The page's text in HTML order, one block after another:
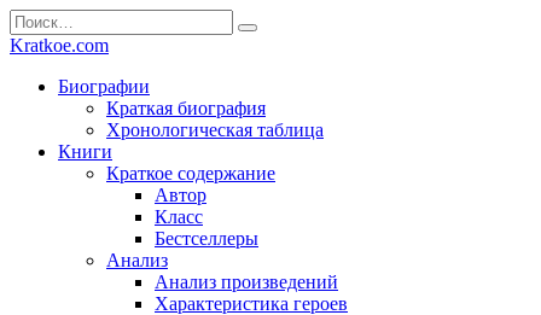
Перейти
к
Search
for:
Kratkoe.com
Биографии
Краткая биография
Хронологическая таблица
Книги
Краткое содержание
Автор
Класс
Бестселлеры
Анализ
Анализ произведений
Характеристика героев